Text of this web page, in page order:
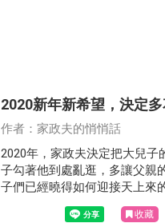
2020新年新希望，決定
作者：家政夫的悄悄話
2020年，家政夫決定把大兒
子勾著他到處亂逛，多讓父親
子們已經曉得如何迎接天上來
收藏